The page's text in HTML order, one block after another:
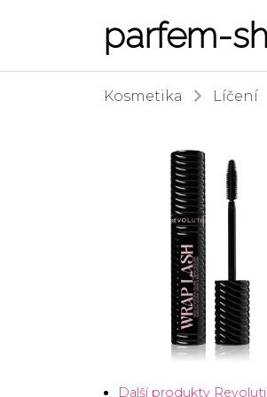
parfem-
Kosmetika Líčení
Další produkty